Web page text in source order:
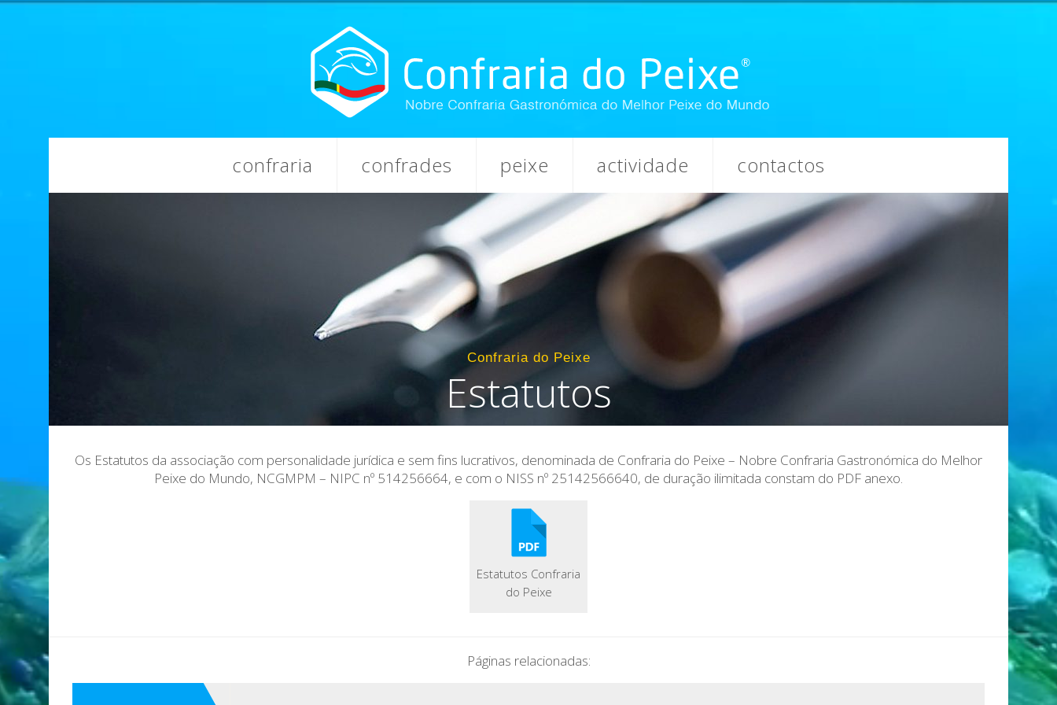
confraria confrades peixe actividade contactos
Confraria do Peixe
Estatutos
Os Estatutos da associação com personalidade jurídica e sem fins lucrativos, denominada de Confraria do Peixe – Nobre Confraria Gastronómica do Melhor
Peixe do Mundo, NCGMPM – NIPC nº 514256664, e com o NISS nº 25142566640, de duração ilimitada constam do PDF anexo.
Estatutos Confraria
do Peixe
Páginas relacionadas: